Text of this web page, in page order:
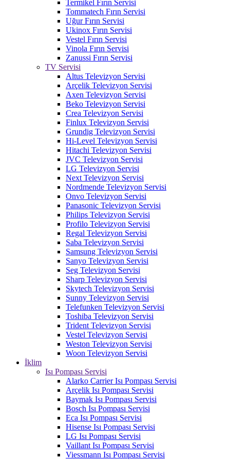
Termikel Fırın Servisi
Tommatech Fırın Servisi
Uğur Fırın Servisi
Ukinox Fırın Servisi
Vestel Fırın Servisi
Vinola Fırın Servisi
Zanussi Fırın Servisi
TV Servisi
Altus Televizyon Servisi
Arçelik Televizyon Servisi
Axen Televizyon Servisi
Beko Televizyon Servisi
Crea Televizyon Servisi
Finlux Televizyon Servisi
Grundig Televizyon Servisi
Hi-Level Televizyon Servisi
Hitachi Televizyon Servisi
JVC Televizyon Servisi
LG Televizyon Servisi
Next Televizyon Servisi
Nordmende Televizyon Servisi
Onvo Televizyon Servisi
Panasonic Televizyon Servisi
Philips Televizyon Servisi
Profilo Televizyon Servisi
Regal Televizyon Servisi
Saba Televizyon Servisi
Samsung Televizyon Servisi
Sanyo Televizyon Servisi
Seg Televizyon Servisi
Sharp Televizyon Servisi
Skytech Televizyon Servisi
Sunny Televizyon Servisi
Telefunken Televizyon Servisi
Toshiba Televizyon Servisi
Trident Televizyon Servisi
Vestel Televizyon Servisi
Weston Televizyon Servisi
Woon Televizyon Servisi
İklim
Isı Pompası Servisi
Alarko Carrier Isı Pompası Servisi
Arçelik Isı Pompası Servisi
Baymak Isı Pompası Servisi
Bosch Isı Pompası Servisi
Eca Isı Pompası Servisi
Hisense Isı Pompası Servisi
LG Isı Pompası Servisi
Vaillant Isı Pompası Servisi
Viessmann Isı Pompası Servisi